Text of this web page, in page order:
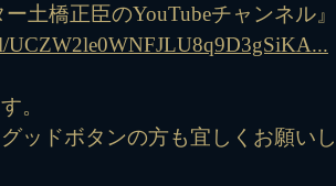
土橋正臣のYouTubeチャンネル』
UCZW2le0WNFJLU8q9D3gSiKA...
。
ッドボタンの方も宜しくお願いし